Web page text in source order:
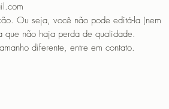
Ou seja, você não pode editá-la (nem
que não haja perda de qualidade.
diferente, entre em contato.